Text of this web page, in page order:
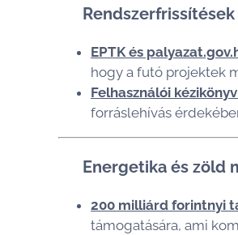
💻
EPTK és
hogy a futó projektek
Felhasználói
forráslehívás
🔋 Energetika és zöld
200 milliárd forintnyi
támogatására, ami